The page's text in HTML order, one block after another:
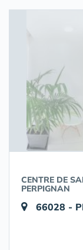
CENTRE DE
PERPIGNAN
66028 -